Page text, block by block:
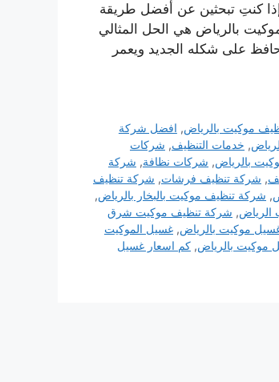
كنتِ تبحثين عن أفضل طريقة
بالرياض هي الحل المثالي
على شكله الجديد ويعمر
موكيت بالرياض, افضل شركة
, خدمات التنظيف, شركات
بالرياض, شركات نظافة, شركة
, شركة تنظيف فرشات, شركة تنظيف
, شركة تنظيف موكيت بالبخار بالرياض,
, شركة تنظيف موكيت شرق
موكيت بالرياض, غسيل الموكيت
موكيت بالرياض, كم اسعار غسيل